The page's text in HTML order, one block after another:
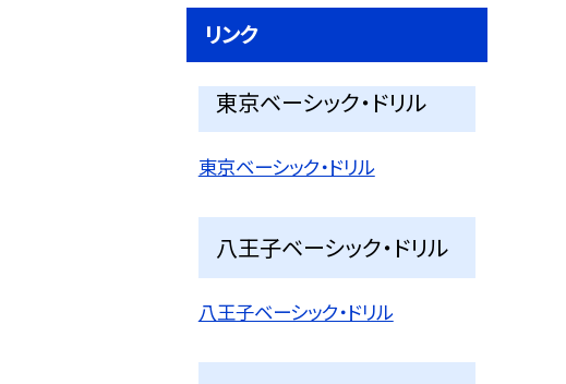
リンク
東京ベーシック・ドリル
東京ベーシック・ドリル
八王子ベーシック・ドリル
八王子ベーシック・ドリル